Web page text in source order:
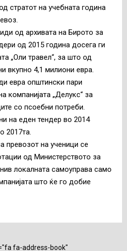
стратот на учебната година
од архивата на Бирото за
од 2015 година досега ги
„Оли травел“, за што од
вкупно 4,1 милиони евра.
евра општински пари
компанијата „Делукс“ за
со псоебни потреби.
на еден тендер во 2014
2017та.
превозот на ученици се
од Министерството за
локалната самоуправа само
што ќе го добие
fa-address-book"